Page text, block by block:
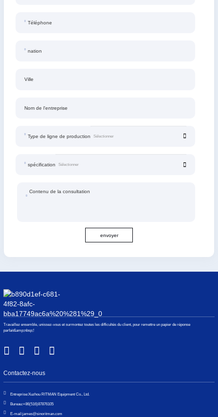
Téléphone
nation
Ville
Nom de l'entreprise
Type de ligne de production
spécification
Contenu de la consultation
envoyer
Travaillez ensemble, unissez-vous et surmontez toutes les difficultés du client, pour remettre un papier de réponse
parfait&amp;nbsp;!
Contactez-nous
Entreprise:Xuzhou RITMAN Equipment Co., Ltd.
Bureau:+86(516)87876105
E-mail:james@sinoritman.com